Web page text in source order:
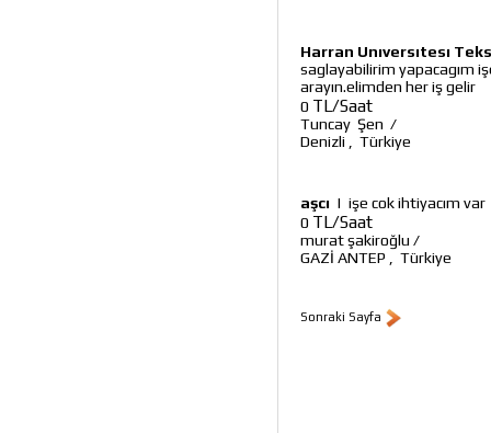
Harran Unıversıtesı
saglayabilirim yapacagım
arayın.elimden her iş gelir
0 TL/Saat
Tuncay Şen /
Denizli
Türkiye
aşcı | işe cok ihtiyacım var
0 TL/Saat
murat şakiroğlu /
GAZİ ANTEP
Türkiye
Sonraki Sayfa